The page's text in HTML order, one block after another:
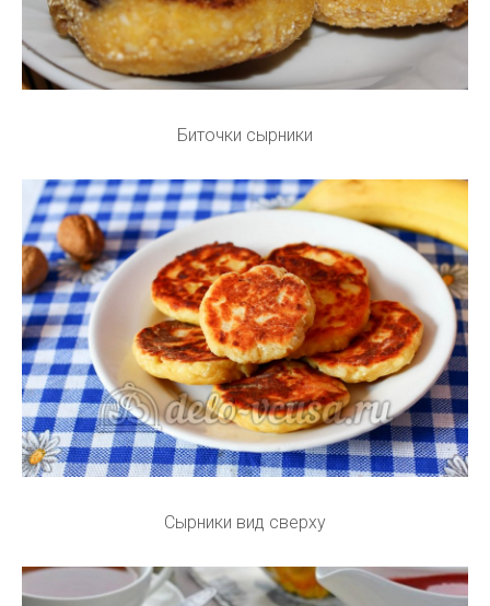
Биточки сырники
Сырники вид сверху